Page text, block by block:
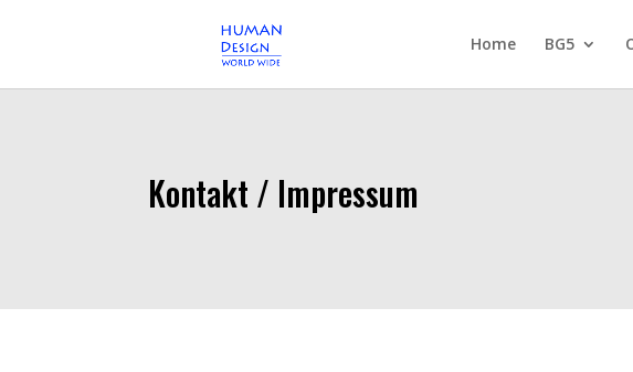
Home BG5
Kontakt / Impressum